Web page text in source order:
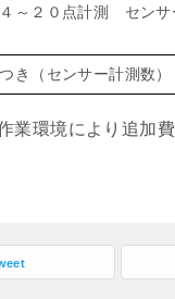
～２０点計測 センサ
（センサー計測数）
業環境により追加